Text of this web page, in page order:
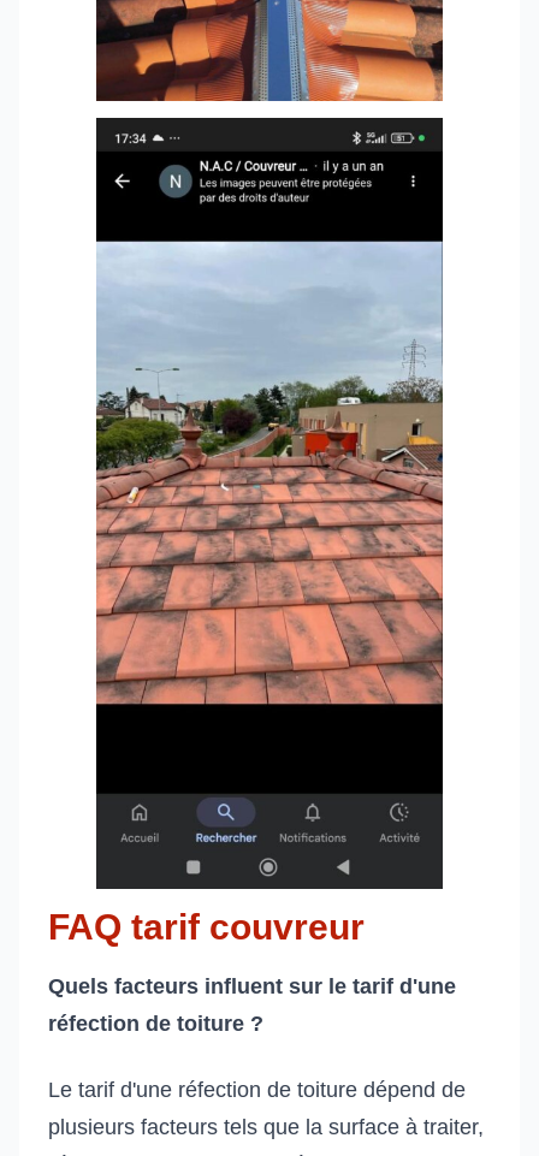
FAQ tarif couvreur
Quels facteurs influent sur le tarif d'une
réfection de toiture ?
Le tarif d'une réfection de toiture dépend de
plusieurs facteurs tels que la surface à traiter,